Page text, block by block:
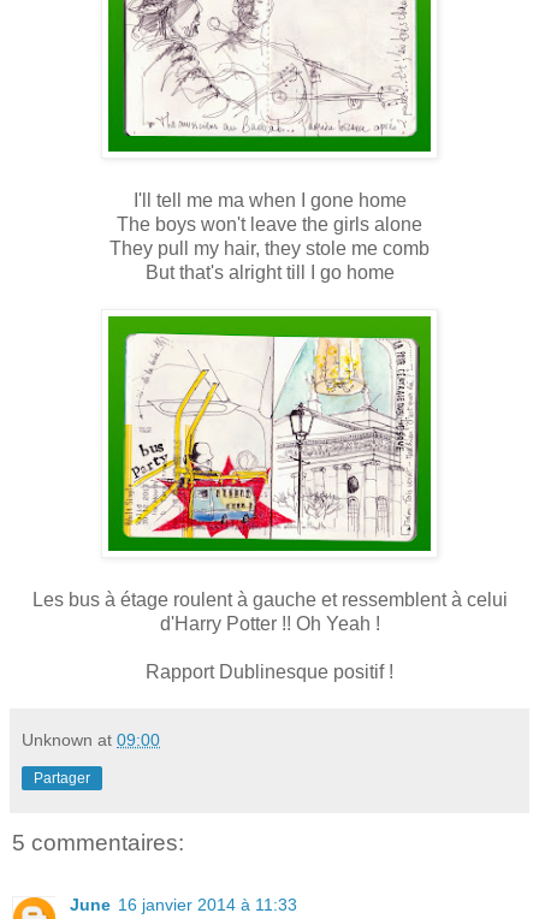
I'll tell me ma when I gone home
The boys won't leave the girls alone
They pull my hair, they stole me comb
But that's alright till I go home
Les bus à étage roulent à gauche et ressemblent à celui
d'Harry Potter !! Oh Yeah !
Rapport Dublinesque positif !
Unknown at 09:00
Partager
5 commentaires:
June 16 janvier 2014 à 11:33